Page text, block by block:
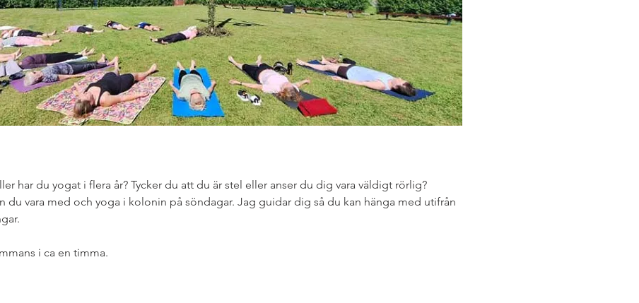
har du yogat i flera år? Tycker du att du är stel eller anser du dig vara väldigt rörlig?
du vara med och yoga i kolonin på söndagar. Jag guidar dig så du kan hänga med utifrån
i ca en timma.